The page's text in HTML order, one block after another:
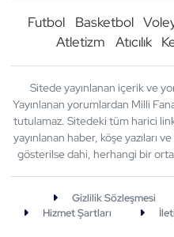
Futbol Basketbol
Atletizm
Atıcılık
Sitede yayınlanan içerik ve
Yayınlanan yorumlardan Milli
tutulamaz. Sitedeki tüm harici
yayınlanan haber, köşe yazıları
gösterilse dahi, herhangi bir
Gizlilik Sözleşmesi
Hizmet Şartları